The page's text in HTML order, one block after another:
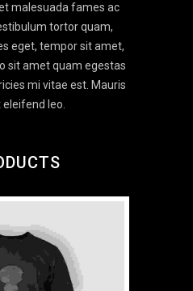
malesuada fames ac
tortor quam,
eget, tempor sit amet,
sit amet quam egestas
mi vitae est. Mauris
leo.